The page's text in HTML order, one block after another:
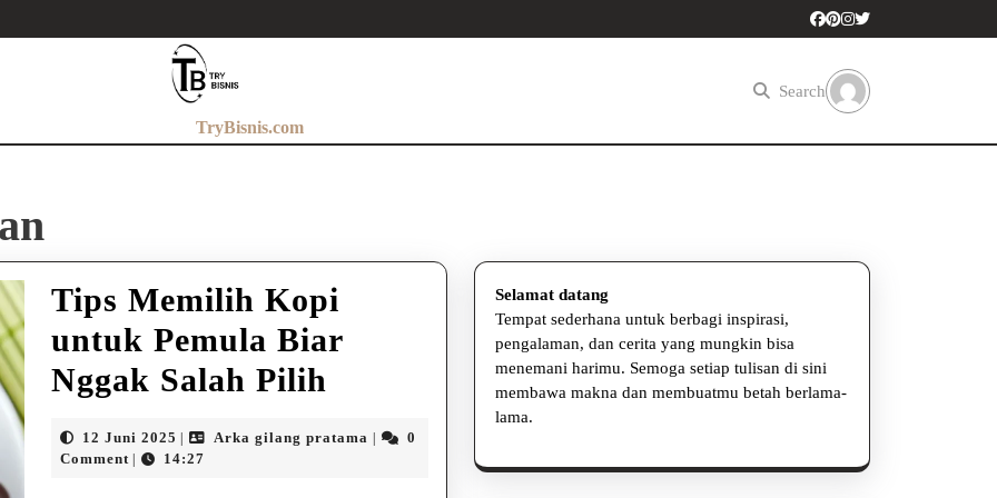
TryBisnis.com
Search
Tips Memilih Kopi
untuk Pemula Biar
Nggak Salah Pilih
Kopi
12 Juni 2025 12
Juni
Arka gilang pratama Arka 0
Comment
14:27
Selamat datang
Tempat sederhana untuk berbagi inspirasi,
pengalaman, dan cerita yang mungkin bisa
menemani harimu. Semoga setiap tulisan di sini
membawa makna dan membuatmu betah berlama-
lama.